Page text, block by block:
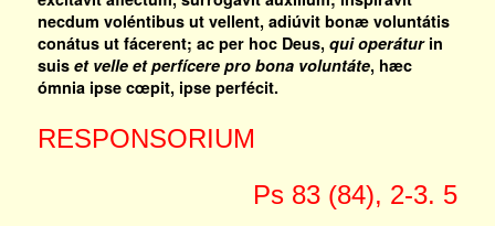
necdum voléntibus ut vellent, adiúvit bonæ voluntátis
conátus ut fácerent; ac per hoc Deus, qui operáturin
suis et velle et perfícere pro bona voluntáte, hæc
ómnia ipse cœpit, ipse perfécit.
RESPONSORIUM
Ps 83 (84), 2-3. 5